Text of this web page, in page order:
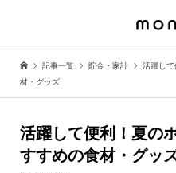
記事一覧 貯金・家計
活躍し
材・グッズ
活躍して便利！夏の
すすめの食材・グッ